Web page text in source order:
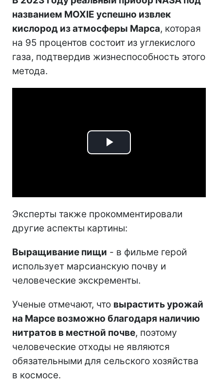
названием MOXIE успешно извлек
кислород из атмосферы Марса, которая
на 95 процентов состоит из углекислого
газа, подтвердив жизнеспособность этого
метода.
Play
Эксперты также прокомментировали
другие аспекты картины:
Выращивание пищи - в фильме герой
использует марсианскую почву и
человеческие экскременты.
Ученые отмечают, что вырастить урожай
на Марсе возможно благодаря наличию
нитратов в местной почве, поэтому
человеческие отходы не являются
обязательными для сельского хозяйства
в космосе.